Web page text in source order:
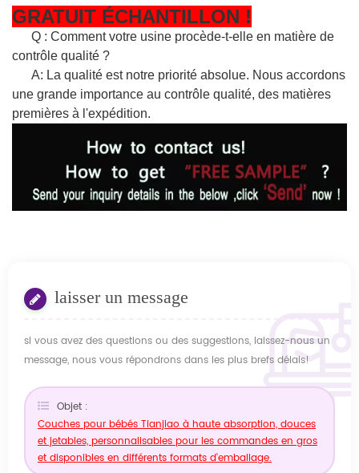
GRATUIT ÉCHANTILLON !
Q : Comment votre usine procède-t-elle en matière de
contrôle qualité ?
A: La qualité est notre priorité absolue. Nous accordons
une grande importance au contrôle qualité, des matières
premières à l'expédition.
laisser un message
si vous avez des questions ou des suggestions, laissez-nous un
message, nous vous répondrons dans les plus brefs délais!
Objet :
Couches pour bébés Tianjiao à haute absorption, douces
et jetables, personnalisables pour les commandes en gros
et disponibles en différents formats d'emballage.